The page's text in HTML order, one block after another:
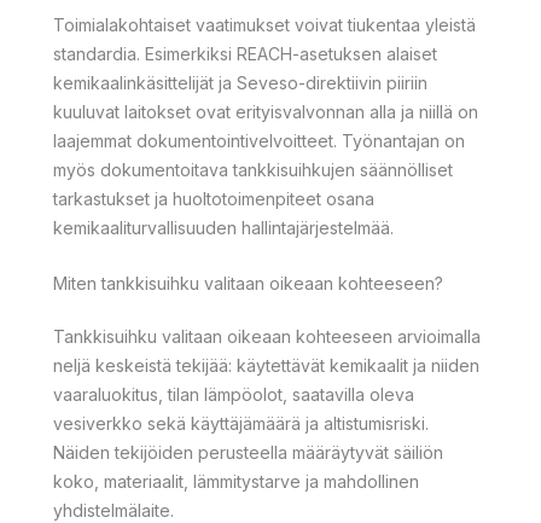
Toimialakohtaiset vaatimukset voivat tiukentaa yleistä
standardia. Esimerkiksi REACH-asetuksen alaiset
kemikaalinkäsittelijät ja Seveso-direktiivin piiriin
kuuluvat laitokset ovat erityisvalvonnan alla ja niillä on
laajemmat dokumentointivelvoitteet. Työnantajan on
myös dokumentoitava tankkisuihkujen säännölliset
tarkastukset ja huoltotoimenpiteet osana
kemikaaliturvallisuuden hallintajärjestelmää.
Miten tankkisuihku valitaan oikeaan kohteeseen?
Tankkisuihku valitaan oikeaan kohteeseen arvioimalla
neljä keskeistä tekijää: käytettävät kemikaalit ja niiden
vaaraluokitus, tilan lämpöolot, saatavilla oleva
vesiverkko sekä käyttäjämäärä ja altistumisriski.
Näiden tekijöiden perusteella määräytyvät säiliön
koko, materiaalit, lämmitystarve ja mahdollinen
yhdistelmälaite.